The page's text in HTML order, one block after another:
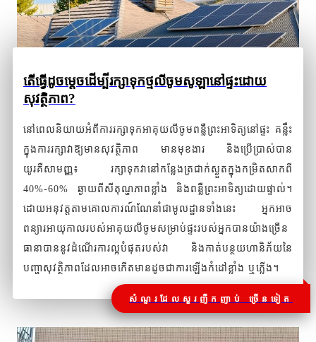
តើធ្វើដូចម្តេចដើម្បីរក្សាទុកថ្មលីចូមសូឡានៅផ្ទះដោយ
សុវត្ថិភាព?
នៅពេលនិយាយអំពីការរក្សាទុកអាគុយលីចូមពន្លឺព្រះអាទិត្យនៅផ្ទះ គន្លឹះ
ក្នុងការរក្សាវាឱ្យមានសុវត្ថិភាព មានមុខងារ និងប្រើប្រាស់បាន
យូរគឺសាមញ្ញ៖ រក្សាទុកវានៅកន្លែងត្រជាក់ស្ងួតក្នុងកម្រិតសាកពី
40%-60% ឆ្ងាយពីសីតុណ្ហភាពខ្លាំង និងពន្លឺព្រះអាទិត្យដោយផ្ទាល់។
ដោយអនុវត្តតាមគោលការណ៍ណែនាំជាមូលដ្ឋានទាំងនេះ អ្នកអាច
ពន្យារអាយុកាលរបស់អាគុយលីចូមសម្រាប់ផ្ទះរបស់អ្នកបានយ៉ាងច្រើន
ធានាបាននូវដំណើរការល្អបំផុតរបស់វា និងកាត់បន្ថយហានិភ័យនៃ
បញ្ហាសុវត្ថិភាពដែលអាចកើតមានដូចជាការឡើងកំដៅខ្លាំង ឬភ្លើង។
សំណួរដែលសួរញឹកញាប់ ច្រើនទៀត